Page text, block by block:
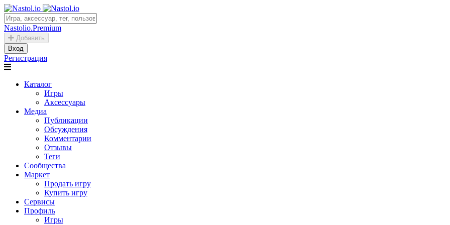
Nastolio.Premium
Добавить
Вход
Регистрация
Каталог
Игры
Аксессуары
Медиа
Публикации
Обсуждения
Комментарии
Отзывы
Теги
Сообщества
Маркет
Продать игру
Купить игру
Сервисы
Профиль
Игры